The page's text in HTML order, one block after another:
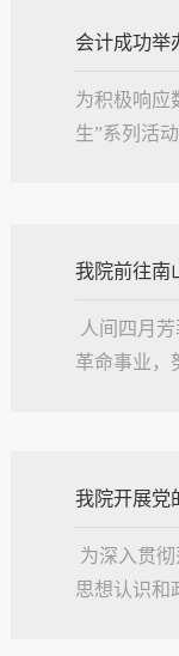
会计成功举
为积极响应
生”系列活
我院前往南
人间四月
革命事业，
我院开展党
为深入贯
思想认识和